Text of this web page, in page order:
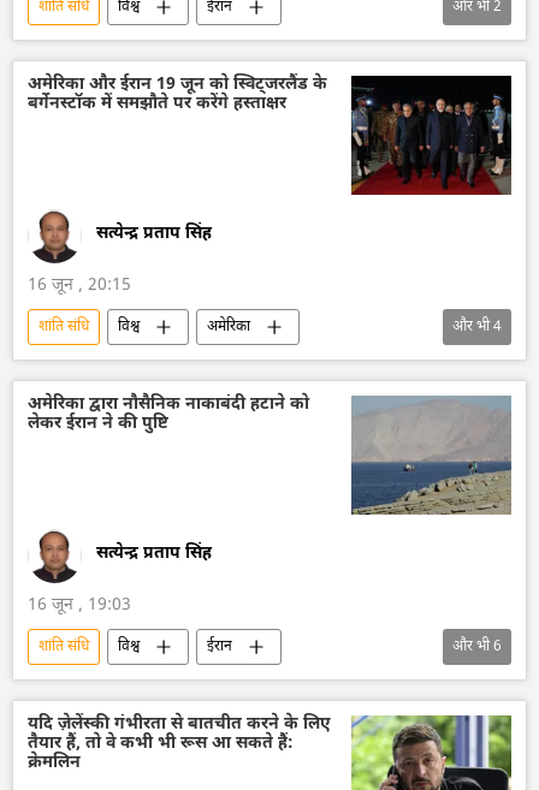
शांति संधि विश्व
ईरान
अमेरिका-इजराइल-ईरान युद्ध
अमेरिका
और भी2
अमेरिका और ईरान 19 जून को स्विट्जरलैंड के
बर्गेनस्टॉक में समझौते पर करेंगे हस्ताक्षर
सत्येन्द्र प्रताप सिंह
16 जून , 20:15
शांति संधि विश्व
अमेरिका
अमेरिका-इजराइल-ईरान युद्ध
ईरान
पाकिस्तान
विश्व शांति
और भी4
अमेरिका द्वारा नौसैनिक नाकाबंदी हटाने को
लेकर ईरान ने की पुष्टि
सत्येन्द्र प्रताप सिंह
16 जून , 19:03
शांति संधि विश्व
ईरान
अमेरिका-इजराइल-ईरान युद्ध
अमेरिका
डोनाल्ड ट्रंप
लेबनान
विदेश मंत्रालय
विश्व शांति
और भी6
यदि ज़ेलेंस्की गंभीरता से बातचीत करने के लिए
तैयार हैं, तो वे कभी भी रूस आ सकते हैं:
क्रेमलिन